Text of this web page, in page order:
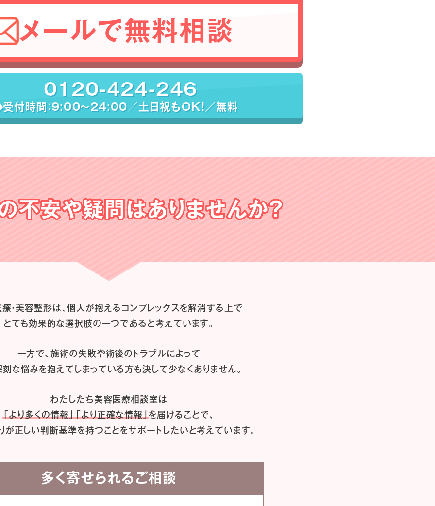
メールで無料相談
0120-424-246
受付時間：9:00〜24:00／土日祝もOK！／無料
不安や疑問はありませんか？
・美容整形は、個人が抱えるコンプレックスを解消する上で
とても効果的な選択肢の一つであると考えています。
一方で、施術の失敗や術後のトラブルによって
な悩みを抱えてしまっている方も決して少なくありません。
わたしたち美容医療相談室は
「より多くの情報」「より正確な情報」を届けることで、
が正しい判断基準を持つことをサポートしたいと考えています。
多く寄せられるご相談